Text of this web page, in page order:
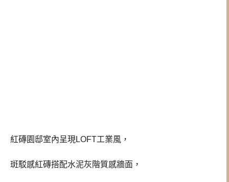
紅磚園邸室內呈現LOFT工業風，
斑駁感紅磚搭配水泥灰階質感牆面，